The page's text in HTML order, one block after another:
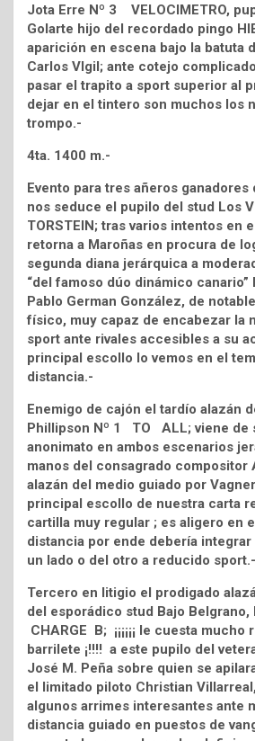
Jota Erre Nº 3 VELOCIMETRO,
Golarte hijo del recordado pingo
aparición en escena bajo la batuta
Carlos VIgil; ante cotejo complicado
pasar el trapito a sport superior al
dejar en el tintero son muchos los
trompo.-
4ta. 1400 m.-
Evento para tres añeros ganadores
nos seduce el pupilo del stud Los
TORSTEIN; tras varios intentos en
retorna a Maroñas en procura de
segunda diana jerárquica a
“del famoso dúo dinámico
Pablo German González, de
físico, muy capaz de encabezar la
sport ante rivales accesibles a su
principal escollo lo vemos en el
distancia.-
Enemigo de cajón el tardío alazán
Phillipson Nº 1 TO ALL; viene de
anonimato en ambos escenarios
manos del consagrado compositor
alazán del medio guiado por
principal escollo de nuestra carta
cartilla muy regular ; es aligero en
distancia por ende debería integrar
un lado o del otro a reducido sport.-
Tercero en litigio el prodigado
del esporádico stud Bajo Belgrano,
CHARGE B; ¡¡¡¡¡¡ le cuesta
barrilete ¡!!!! a este pupilo del
José M. Peña sobre quien se
el limitado piloto Christian
algunos arrimes interesantes ante
distancia guiado en puestos de